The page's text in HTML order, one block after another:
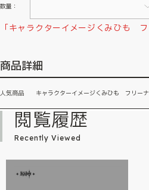
数量：
「キャラクターイメージくみひも
商品詳細
人気商品 キャラクターイメージくみひも フリ
閲覧履歴
Recently Viewed